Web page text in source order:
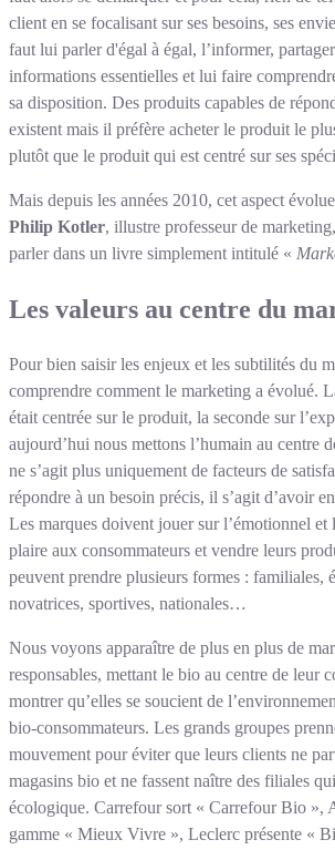
client en se focalisant sur ses besoins, ses
faut lui parler d'égal à égal, l’informer,
informations essentielles et lui faire
sa disposition. Des produits capables de
existent mais il préfère acheter le produit le
plutôt que le produit qui est centré sur ses
Mais depuis les années 2010, cet aspect
Philip Kotler, illustre professeur de
parler dans un livre simplement intitulé «
Les valeurs au centre du
Pour bien saisir les enjeux et les subtilités du
comprendre comment le marketing a évolué.
était centrée sur le produit, la seconde sur
aujourd’hui nous mettons l’humain au centre
ne s’agit plus uniquement de facteurs de
répondre à un besoin précis, il s’agit d’avoir
Les marques doivent jouer sur l’émotionnel et
plaire aux consommateurs et vendre leurs
peuvent prendre plusieurs formes : familiales,
novatrices, sportives, nationales…
Nous voyons apparaître de plus en plus de
responsables, mettant le bio au centre de leur
montrer qu’elles se soucient de
bio-consommateurs. Les grands groupes
mouvement pour éviter que leurs clients ne
magasins bio et ne fassent naître des filiales
écologique. Carrefour sort « Carrefour Bio »,
gamme « Mieux Vivre », Leclerc présente «